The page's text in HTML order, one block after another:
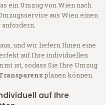
ein Umzug von Wien nach
aus Wien einen
anfordern.
aus, und wir liefern Ihnen eine
auf Ihre individuellen
ist, sodass Sie Ihre Umzug
planen können.
auf Ihre